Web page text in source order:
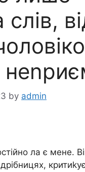
слів,
by admin
ла є мене.